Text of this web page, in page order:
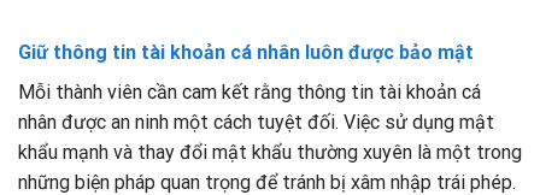
Giữ thông tin tài khoản cá nhân luôn được bảo mật
Mỗi thành viên cần cam kết rằng thông tin tài khoản cá
nhân được an ninh một cách tuyệt đối. Việc sử dụng mật
khẩu mạnh và thay đổi mật khẩu thường xuyên là một trong
những biện pháp quan trọng để tránh bị xâm nhập trái phép.